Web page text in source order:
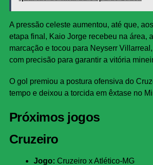
A pressão celeste aumentou, até que,
etapa final, Kaio Jorge recebeu na área,
marcação e tocou para Neyserr
com precisão para garantir a vitória
O gol premiou a postura ofensiva do
tempo e deixou a torcida em êxtase no
Próximos jogos
Cruzeiro
Jogo: Cruzeiro x Atlético-MG